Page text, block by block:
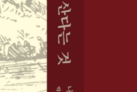
확하다
제에 의존하는지 알아차려야
움은 찾아 나가면서 만들어가는
재로 만드는 내적 힘에 따라서